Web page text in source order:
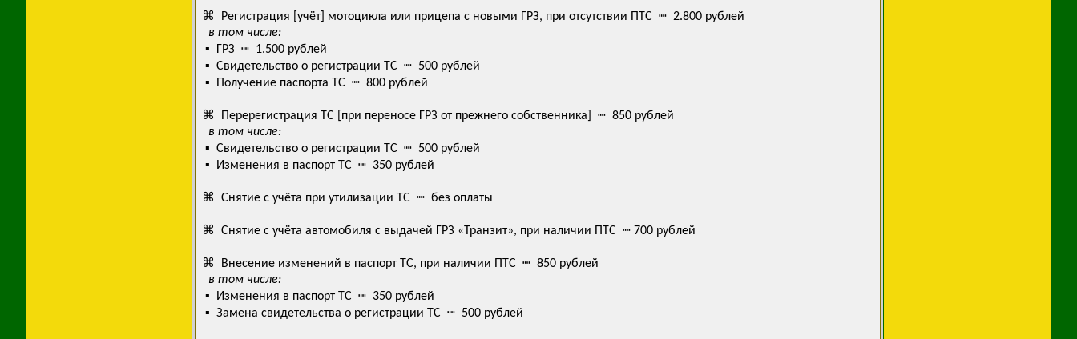
⌘ Регистрация [учёт] мотоцикла или прицепа с новыми ГРЗ, при отсутствии ПТС ┉ 2.800 рублей
в том числе:
▪ ГРЗ ┉ 1.500 рублей
▪ Свидетельство о регистрации ТС ┉ 500 рублей
▪ Получение паспорта ТС ┉ 800 рублей
⌘ Перерегистрация ТС [при переносе ГРЗ от прежнего собственника] ┉ 850 рублей
в том числе:
▪ Свидетельство о регистрации ТС ┉ 500 рублей
▪ Изменения в паспорт ТС ┉ 350 рублей
⌘ Снятие с учёта при утилизации ТС ┉ без оплаты
⌘ Снятие с учёта автомобиля с выдачей ГРЗ «Транзит», при наличии ПТС ┉ 700 рублей
⌘ Внесение изменений в паспорт ТС, при наличии ПТС ┉ 850 рублей
в том числе:
▪ Изменения в паспорт ТС ┉ 350 рублей
▪ Замена свидетельства о регистрации ТС ┉ 500 рублей